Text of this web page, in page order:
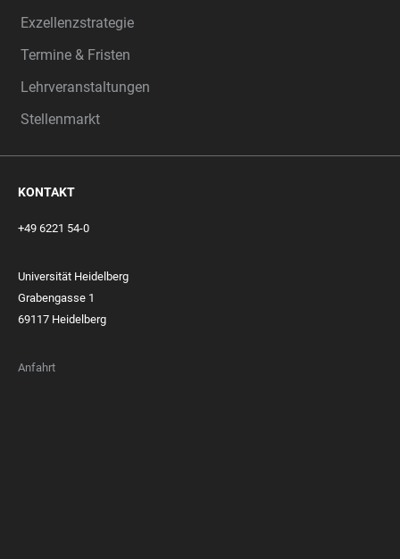
Exzellenzstrategie
Termine & Fristen
Lehrveranstaltungen
Stellenmarkt
KONTAKT
+49 6221 54-0
Universität Heidelberg
Grabengasse 1
69117 Heidelberg
Anfahrt